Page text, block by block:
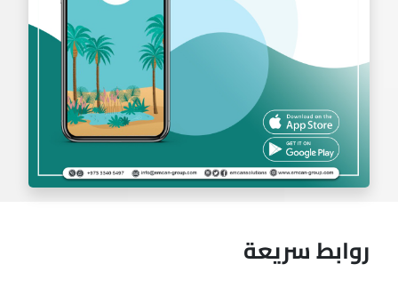
روابط سريعة